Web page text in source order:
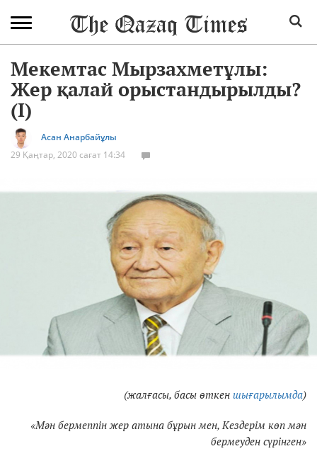
Мекемтас Мырзахметұлы:
Жер қалай орыстандырылды?
(І)
Асан Анарбайұлы
29 Қаңтар, 2020 сағат 14:34
(жалғасы, басы өткен шығарылымда)
«Мән бермеппін жер атына бұрын мен, Кездерім көп мән
бермеуден сүрінген»